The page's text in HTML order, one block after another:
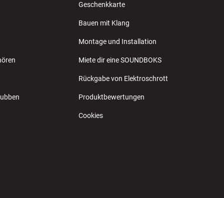
Geschenkkarte
Bauen mit Klang
Montage und Installation
Miete dir eine SOUNDBOKS
Rückgabe von Elektroschrott
Produktbewertungen
Cookies